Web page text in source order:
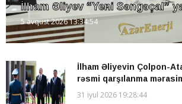
İlham Əliyev “Yeni Səngəçal”
5 avqust 2026 13:34:54
İlham Əliyevin Çolpon-
rəsmi qarşılanma
31 iyul 2026 19:28:44